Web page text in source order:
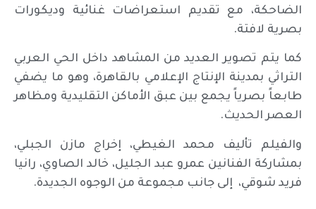
الضاحكة، مع تقديم استعراضات غنائية وديكورات
بصرية لافتة.
كما يتم تصوير العديد من المشاهد داخل الحي العربي
التراثي بمدينة الإنتاج الإعلامي بالقاهرة، وهو ما يضفي
طابعاً بصرياً يجمع بين عبق الأماكن التقليدية ومظاهر
العصر الحديث.
والفيلم تأليف محمد الغيطي، إخراج مازن الجبلي،
بمشاركة الفنانين عمرو عبد الجليل، خالد الصاوي، رانيا
فريد شوقي، إلى جانب مجموعة من الوجوه الجديدة.